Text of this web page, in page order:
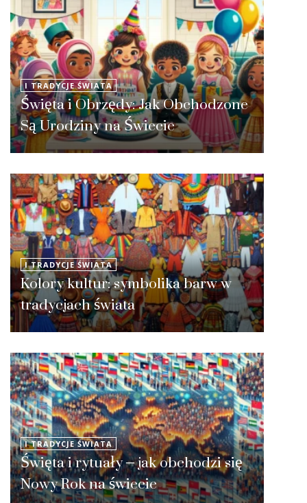
I TRADYCJE ŚWIATA
Święta i Obrzędy: Jak Obchodzone
Są Urodziny na Świecie
I TRADYCJE ŚWIATA
Kolory kultur: symbolika barw w
tradycjach świata
I TRADYCJE ŚWIATA
Święta i rytuały – jak obchodzi się
Nowy Rok na świecie